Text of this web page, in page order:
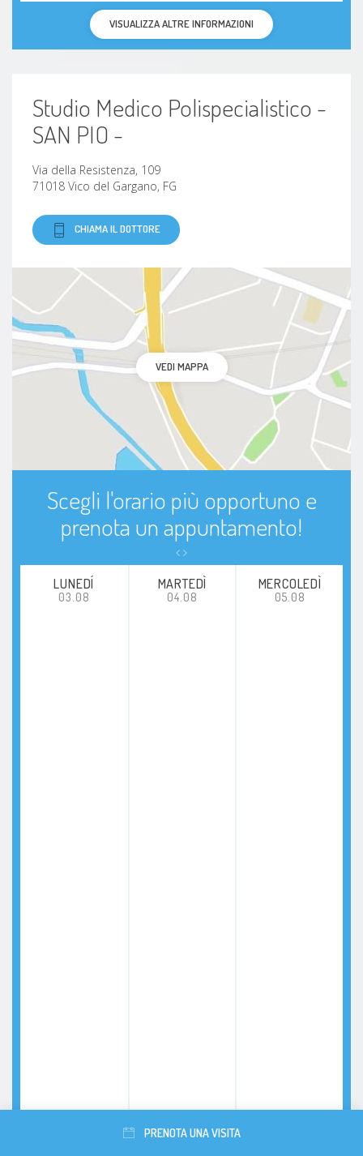
VISUALIZZA ALTRE INFORMAZIONI
Studio Medico Polispecialistico -
SAN PIO -
Via della Resistenza, 109
71018 Vico del Gargano, FG
CHIAMA IL DOTTORE
VEDI MAPPA
Scegli l'orario più opportuno e
prenota un appuntamento!
LUNEDÍ
03.08
MARTEDÌ
04.08
MERCOLEDÌ
05.08
PRENOTA UNA VISITA